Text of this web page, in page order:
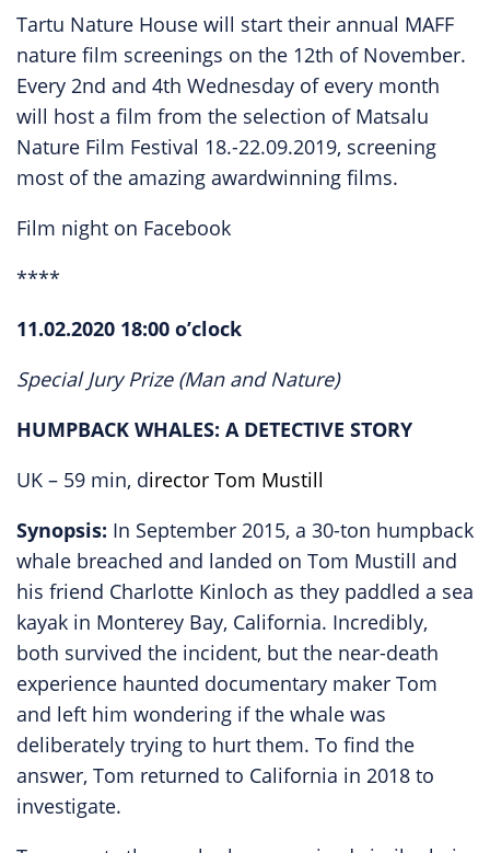
Tartu Nature House will start their annual MAFF
nature film screenings on the 12th of November.
Every 2nd and 4th Wednesday of every month
will host a film from the selection of Matsalu
Nature Film Festival 18.-22.09.2019, screening
most of the amazing awardwinning films.
Film night on Facebook
****
11.02.2020 18:00 o’clock
Special Jury Prize (Man and Nature)
HUMPBACK WHALES: A DETECTIVE STORY
UK – 59 min, director Tom Mustill
Synopsis: In September 2015, a 30-ton humpback
whale breached and landed on Tom Mustill and
his friend Charlotte Kinloch as they paddled a sea
kayak in Monterey Bay, California. Incredibly,
both survived the incident, but the near-death
experience haunted documentary maker Tom
and left him wondering if the whale was
deliberately trying to hurt them. To find the
answer, Tom returned to California in 2018 to
investigate.